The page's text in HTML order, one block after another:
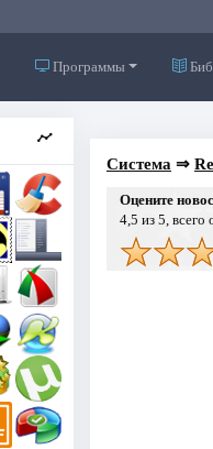
Программы
Система ⇒
Оцените
4,5 из 5, всего